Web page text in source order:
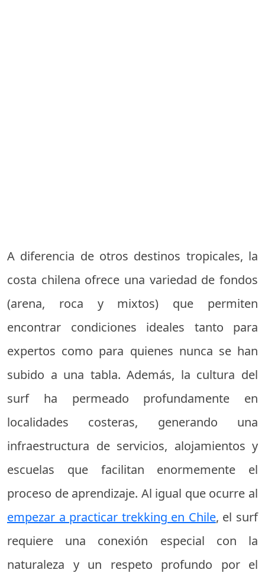
A diferencia de otros destinos tropicales, la
costa chilena ofrece una variedad de fondos
(arena, roca y mixtos) que permiten
encontrar condiciones ideales tanto para
expertos como para quienes nunca se han
subido a una tabla. Además, la cultura del
surf ha permeado profundamente en
localidades costeras, generando una
infraestructura de servicios, alojamientos y
escuelas que facilitan enormemente el
proceso de aprendizaje. Al igual que ocurre al
empezar a practicar trekking en Chile, el surf
requiere una conexión especial con la
naturaleza y un respeto profundo por el